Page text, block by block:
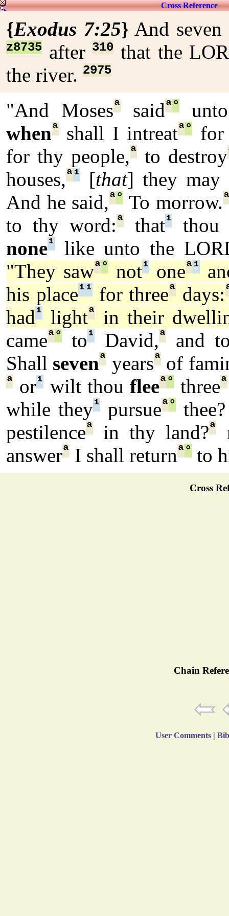
Cross Reference
{Exodus 7:25}And seven
z8735 after 310 that the
the river. 2975
"And Mosesªsaidª°unto
whenª shall I intreatª°
for
for thy people,ªto destroy
houses,ª¹ [that] they may
And he said,ª° To morrow.
to thy word:ª that¹thou
none¹
like unto the
"They sawª°not¹oneª¹
his place¹ ¹for threeª days:
had¹ lightª
in their
cameª° to¹ David,ªand
Shall sevenª yearsªof
ª or¹ wilt thoufleeª° threeª
while they¹ pursueª°
pestilenceª in thy land?ª
answerª I shall returnª° to
Cross
Chain
User Comments |